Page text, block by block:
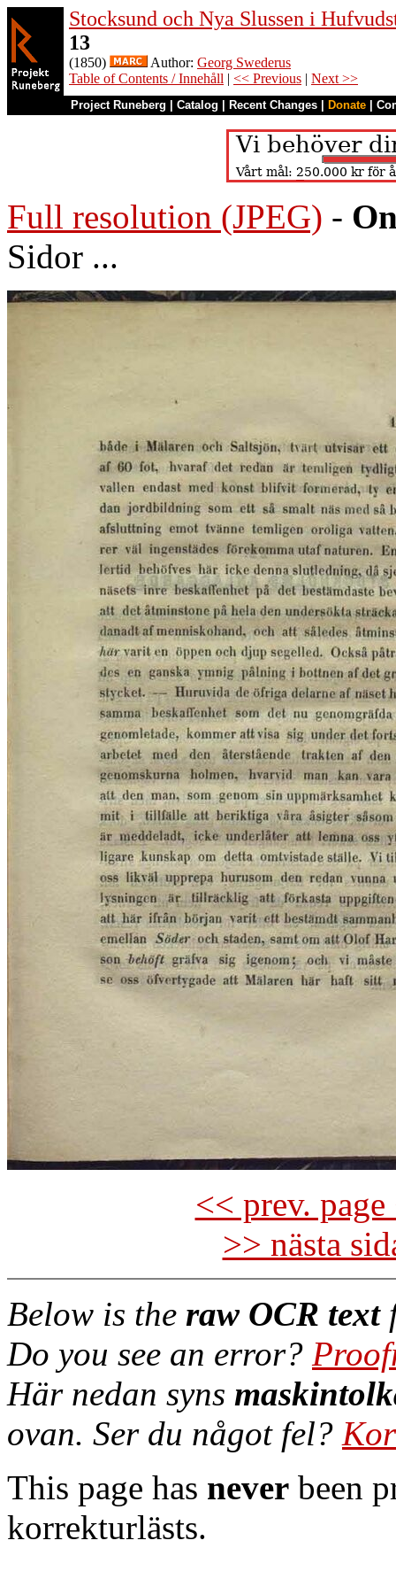
Stocksund och Nya Slussen i
13
(1850) Author: Georg Swederus
Table of Contents / Innehåll | << Previous | Next >>
Project Runeberg Catalog Recent Changes Donate
Full resolution (JPEG) -
Sidor ...
<< prev.
>> nästa
Below is the raw OCR text
Do you see an error?
Här nedan syns
ovan. Ser du något fel?
This page has never been
korrekturlästs.